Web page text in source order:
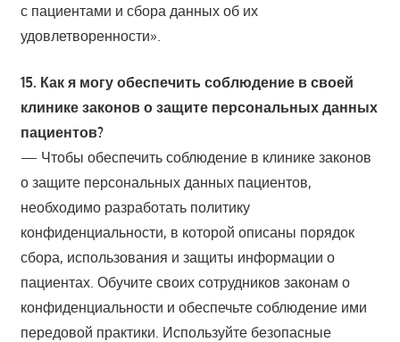
с пациентами и сбора данных об их
удовлетворенности».
15. Как я могу обеспечить соблюдение в своей
клинике законов о защите персональных данных
пациентов?
— Чтобы обеспечить соблюдение в клинике законов
о защите персональных данных пациентов,
необходимо разработать политику
конфиденциальности, в которой описаны порядок
сбора, использования и защиты информации о
пациентах. Обучите своих сотрудников законам о
конфиденциальности и обеспечьте соблюдение ими
передовой практики. Используйте безопасные